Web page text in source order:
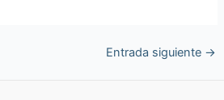
Entrada siguiente →